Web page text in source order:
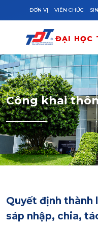
Skip to main content
ĐƠN VỊ VIÊN CHỨC
ĐẠI HỌC
Công khai
Quyết định thành
sáp nhập, chia,